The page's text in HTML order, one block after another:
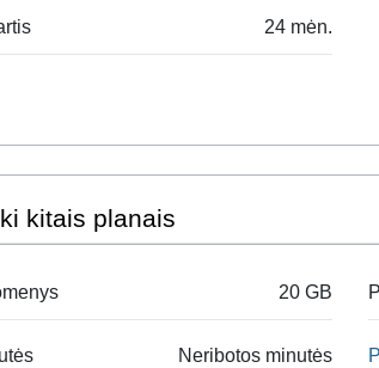
24 mėn.
kitais planais
20 GB
Neribotos minutės